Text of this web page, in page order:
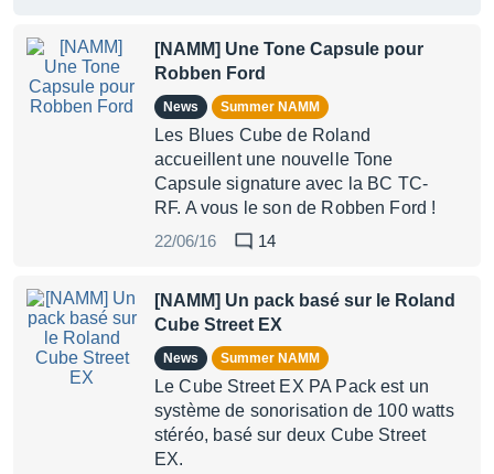
[NAMM] Une Tone Capsule pour
Robben Ford
News Summer NAMM
Les Blues Cube de Roland
accueillent une nouvelle Tone
Capsule signature avec la BC TC-
RF. A vous le son de Robben Ford !
22/06/16
14
[NAMM] Un pack basé sur le Roland
Cube Street EX
News Summer NAMM
Le Cube Street EX PA Pack est un
système de sonorisation de 100 watts
stéréo, basé sur deux Cube Street
EX.